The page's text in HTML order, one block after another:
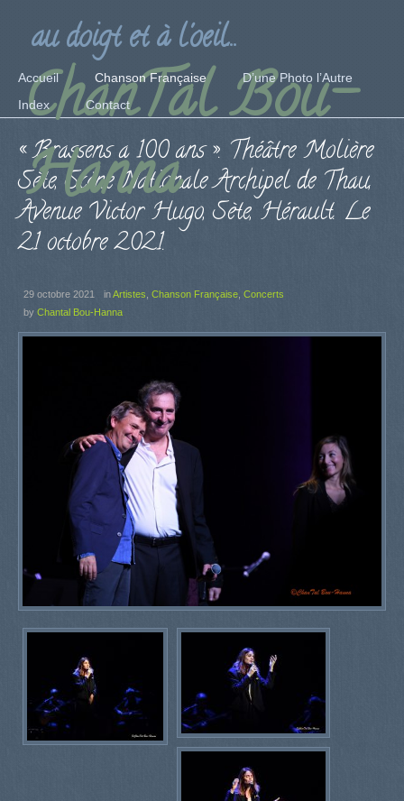
ChanTal Bou-
Hanna
au doigt et à l'oeil...
Accueil Chanson Française
D’une Photo l’Autre
Index
Contact
« Brassens a 100 ans ». Théâtre Molière
Sète, Scène Nationale Archipel de Thau,
Avenue Victor Hugo, Sète, Hérault. Le
21 octobre 2021.
29 octobre 2021 inArtistes, Chanson Française, Concerts
by Chantal Bou-Hanna